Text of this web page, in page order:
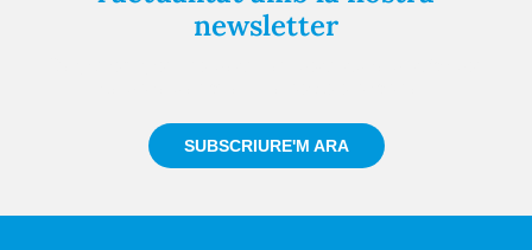
newsletter
SUBSCRIURE'M ARA